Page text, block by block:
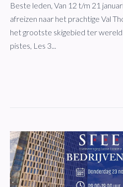
Beste leden, Van 12 t/m 21
afreizen naar het prachtige Val
het grootste skigebied ter
pistes, Les 3...